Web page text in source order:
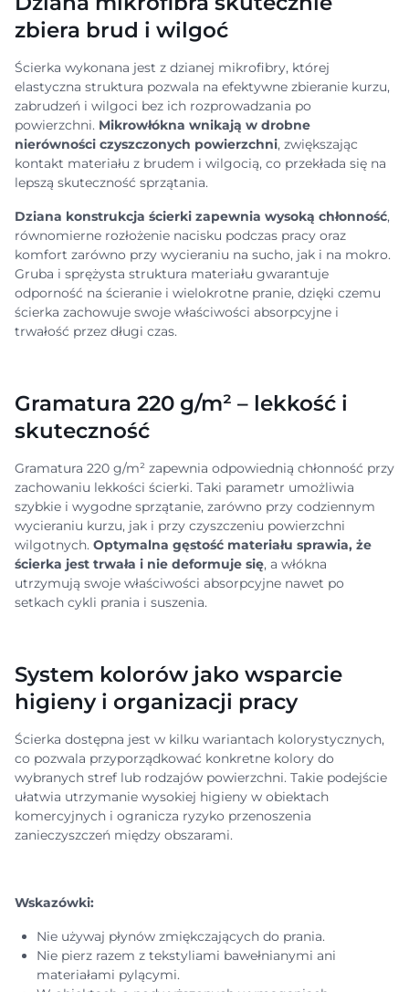
zbiera brud i wilgoć
Ścierka wykonana jest z dzianej mikrofibry, której
elastyczna struktura pozwala na efektywne zbieranie kurzu,
zabrudzeń i wilgoci bez ich rozprowadzania po
powierzchni. Mikrowłókna wnikają w drobne
nierówności czyszczonych powierzchni, zwiększając
kontakt materiału z brudem i wilgocią, co przekłada się na
lepszą skuteczność sprzątania.
Dziana konstrukcja ścierki zapewnia wysoką chłonność,
równomierne rozłożenie nacisku podczas pracy oraz
komfort zarówno przy wycieraniu na sucho, jak i na mokro.
Gruba i sprężysta struktura materiału gwarantuje
odporność na ścieranie i wielokrotne pranie, dzięki czemu
ścierka zachowuje swoje właściwości absorpcyjne i
trwałość przez długi czas.
Gramatura 220 g/m² – lekkość i
skuteczność
Gramatura 220 g/m² zapewnia odpowiednią chłonność przy
zachowaniu lekkości ścierki. Taki parametr umożliwia
szybkie i wygodne sprzątanie, zarówno przy codziennym
wycieraniu kurzu, jak i przy czyszczeniu powierzchni
wilgotnych. Optymalna gęstość materiału sprawia, że
ścierka jest trwała i nie deformuje się, a włókna
utrzymują swoje właściwości absorpcyjne nawet po
setkach cykli prania i suszenia.
System kolorów jako wsparcie
higieny i organizacji pracy
Ścierka dostępna jest w kilku wariantach kolorystycznych,
co pozwala przyporządkować konkretne kolory do
wybranych stref lub rodzajów powierzchni. Takie podejście
ułatwia utrzymanie wysokiej higieny w obiektach
komercyjnych i ogranicza ryzyko przenoszenia
zanieczyszczeń między obszarami.
Wskazówki:
Nie używaj płynów zmiękczających do prania.
Nie pierz razem z tekstyliami bawełnianymi ani
materiałami pylącymi.